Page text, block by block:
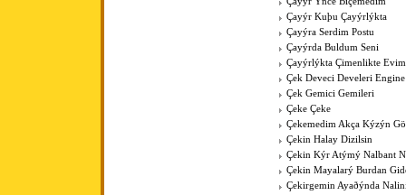
Çayýr Kuþu Çayýrlýkta
Çayýra Serdim Postu
Çayýrda Buldum Seni
Çayýrlýkta Çimenlikte
Çek Deveci Develeri Engine
Çek Gemici Gemileri
Çeke Çeke
Çekemedim Akça Kýzýn
Çekin Halay Dizilsin
Çekin Kýr Atýmý Nalbant
Çekin Mayalarý Burdan
Çekirgemin Ayaðýnda